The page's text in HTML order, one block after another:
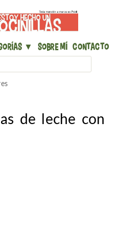
▼ Sobre mí Contacto
de leche con